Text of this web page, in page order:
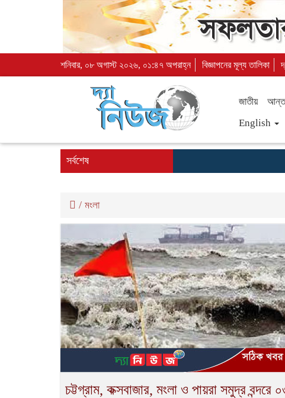
শনিবার, ০৮ অগাস্ট ২০২৬, ০১:৪৭ অপরাহ্ন বিজ্ঞাপনের মূল্য তালিকা
জাতীয়
English
সর্বশেষ
/ মংলা
চট্টগ্রাম, কক্সবাজার, মংলা ও পায়রা সমুদ্র